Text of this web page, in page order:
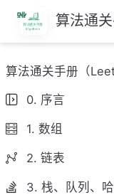
跳
至
主
要
內
容
算法通
算法通关手册（
0. 序言
1. 数组
2. 链表
3. 栈、队列、